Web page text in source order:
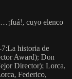
cuyo elenco
historia de
Award); Don
Director); Lorca,
Federico,